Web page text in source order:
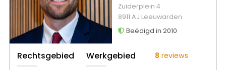
Zuiderplein 4
8911 AJ Leeuwarden
Beëdigd in 2010
Rechtsgebied Werkgebied 8 reviews